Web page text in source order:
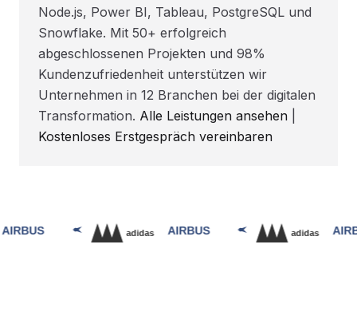
Node.js, Power BI, Tableau, PostgreSQL und
Snowflake. Mit 50+ erfolgreich
abgeschlossenen Projekten und 98%
Kundenzufriedenheit unterstützen wir
Unternehmen in 12 Branchen bei der digitalen
Transformation. Alle Leistungen ansehen
Kostenloses Erstgespräch vereinbaren